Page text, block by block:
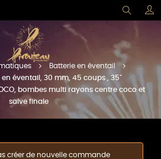
Batterie en éventail
en éventail, 30 mm, 45 coups , 35"
COCO, bombes multi rayons centre coco et
salve finale
créer de nouvelle commande